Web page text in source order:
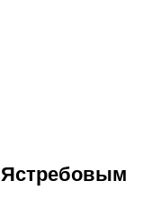
Ястребовым